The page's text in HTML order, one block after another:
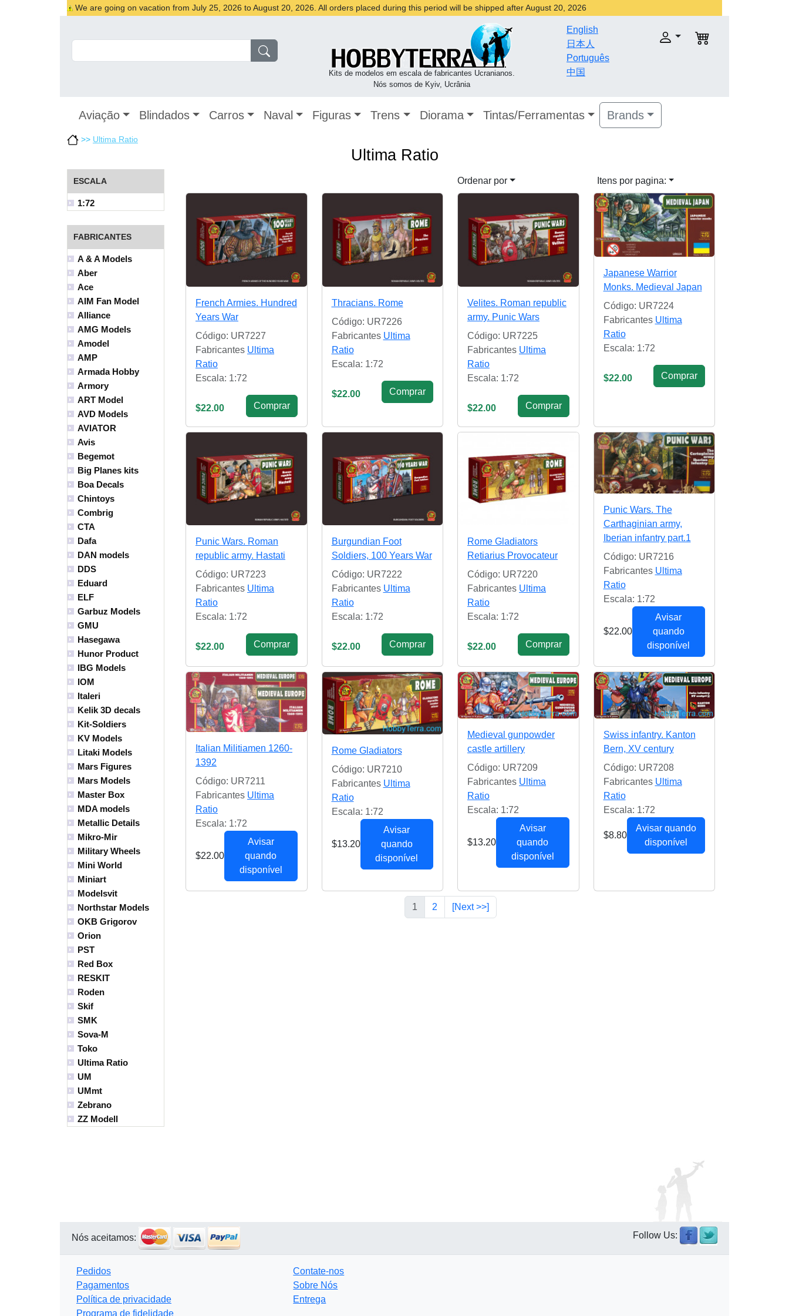
We are going on vacation from July 25, 2026 to August 20, 2026. All orders placed during this period will be shipped after August 20, 2026
Kits de modelos em escala de fabricantes Ucranianos.
Nós somos de Kyiv, Ucrânia
English
日本人
Português
中国
Aviação Blindados Carros Naval Figuras Trens Diorama Tintas/Ferramentas Brands
>> Ultima Ratio
Ultima Ratio
ESCALA
1:72
FABRICANTES
A & A Models
Aber
Ace
AIM Fan Model
Alliance
AMG Models
Amodel
AMP
Armada Hobby
Armory
ART Model
AVD Models
AVIATOR
Avis
Begemot
Big Planes kits
Boa Decals
Chintoys
Combrig
CTA
Dafa
DAN models
DDS
Eduard
ELF
Garbuz Models
GMU
Hasegawa
Hunor Product
IBG Models
IOM
Italeri
Kelik 3D decals
Kit-Soldiers
KV Models
Litaki Models
Mars Figures
Mars Models
Master Box
MDA models
Metallic Details
Mikro-Mir
Military Wheels
Mini World
Miniart
Modelsvit
Northstar Models
OKB Grigorov
Orion
PST
Red Box
RESKIT
Roden
Skif
SMK
Sova-M
Toko
Ultima Ratio
UM
UMmt
Zebrano
ZZ Modell
Ordenar por Itens por pagina:
French Armies. Hundred
Years War
Código: UR7227
Fabricantes Ultima
Ratio
Escala: 1:72
$22.00 Сomprar
Thracians. Rome
Código: UR7226
Fabricantes Ultima
Ratio
Escala: 1:72
$22.00 Сomprar
Velites. Roman republic
army. Punic Wars
Código: UR7225
Fabricantes Ultima
Ratio
Escala: 1:72
$22.00 Сomprar
Japanese Warrior
Monks. Medieval Japan
Código: UR7224
Fabricantes Ultima
Ratio
Escala: 1:72
$22.00 Сomprar
Punic Wars. Roman
republic army. Hastati
Código: UR7223
Fabricantes Ultima
Ratio
Escala: 1:72
$22.00 Сomprar
Burgundian Foot
Soldiers, 100 Years War
Código: UR7222
Fabricantes Ultima
Ratio
Escala: 1:72
$22.00 Сomprar
Rome Gladiators
Retiarius Provocateur
Código: UR7220
Fabricantes Ultima
Ratio
Escala: 1:72
$22.00 Сomprar
Punic Wars. The
Carthaginian army,
Iberian infantry part.1
Código: UR7216
Fabricantes Ultima
Ratio
Escala: 1:72
$22.00
Avisar
quando
disponível
Italian Militiamen 1260-
1392
Código: UR7211
Fabricantes Ultima
Ratio
Escala: 1:72
$22.00
Avisar
quando
disponível
Rome Gladiators
Código: UR7210
Fabricantes Ultima
Ratio
Escala: 1:72
$13.20
Avisar
quando
disponível
Medieval gunpowder
castle artillery
Código: UR7209
Fabricantes Ultima
Ratio
Escala: 1:72
$13.20
Avisar
quando
disponível
Swiss infantry. Kanton
Bern, XV century
Código: UR7208
Fabricantes Ultima
Ratio
Escala: 1:72
$8.80
Avisar quando
disponível
1 2 [Next >>]
Nós aceitamos: Follow Us:
Pedidos
Pagamentos
Política de privacidade
Programa de fidelidade
Contate-nos
Sobre Nós
Entrega